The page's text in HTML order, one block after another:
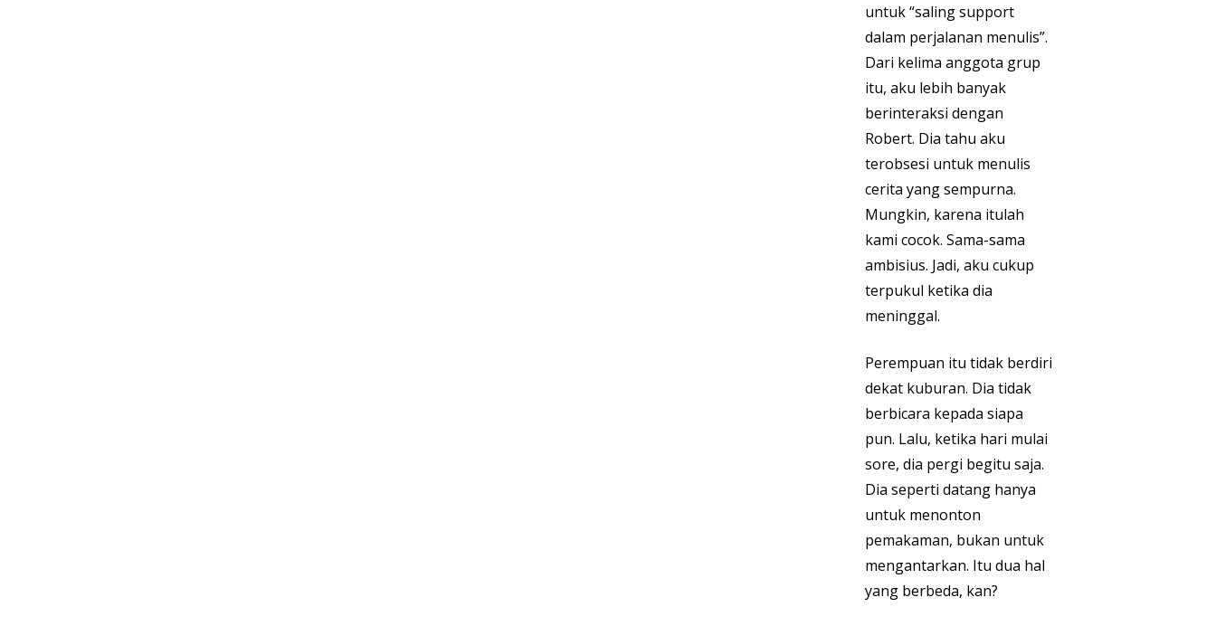
untuk “saling support
dalam perjalanan menulis”.
Dari kelima anggota grup
itu, aku lebih banyak
berinteraksi dengan
Robert. Dia tahu aku
terobsesi untuk menulis
cerita yang sempurna.
Mungkin, karena itulah
kami cocok. Sama-sama
ambisius. Jadi, aku cukup
terpukul ketika dia
meninggal.
Perempuan itu tidak berdiri
dekat kuburan. Dia tidak
berbicara kepada siapa
pun. Lalu, ketika hari mulai
sore, dia pergi begitu saja.
Dia seperti datang hanya
untuk menonton
pemakaman, bukan untuk
mengantarkan. Itu dua hal
yang berbeda, kan?